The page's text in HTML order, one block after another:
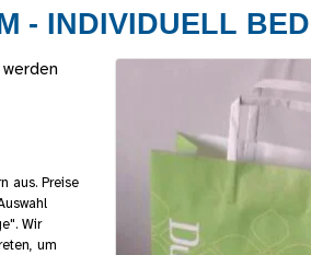
- INDIVIDUELL
aus. Preise
Wir
um